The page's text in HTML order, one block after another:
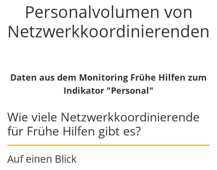
Personalvolumen von
Netzwerkkoordinierenden
Daten aus dem Monitoring Frühe Hilfen zum
Indikator "Personal"
Wie viele Netzwerkkoordinierende
für Frühe Hilfen gibt es?
Auf einen Blick